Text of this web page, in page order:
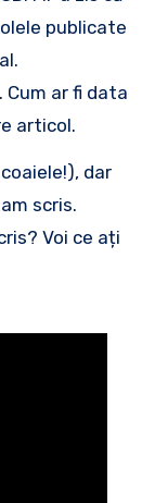
publicate
Cum ar fi data
articol.
dar
scris.
Voi ce ați